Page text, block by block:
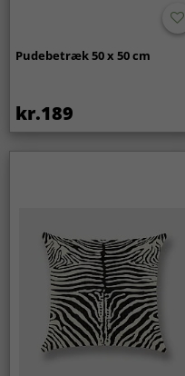
Pudebetræk 50 x 50 cm
kr.189